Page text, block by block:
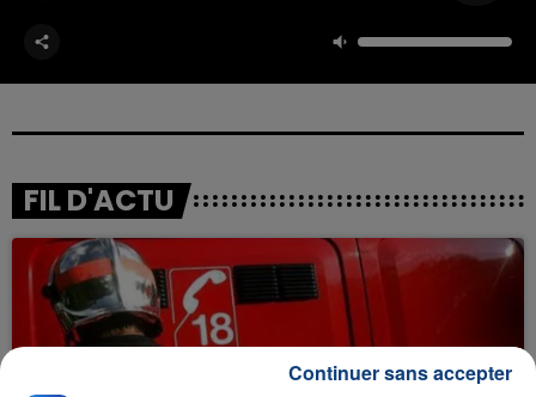
FIL D'ACTU
Continuer sans accepter